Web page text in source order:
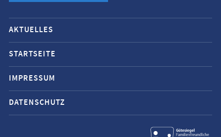
Mobile-
Service-
Navigation
und
Social
Media
Kontakte
AKTUELLES
STARTSEITE
IMPRESSUM
DATENSCHUTZ